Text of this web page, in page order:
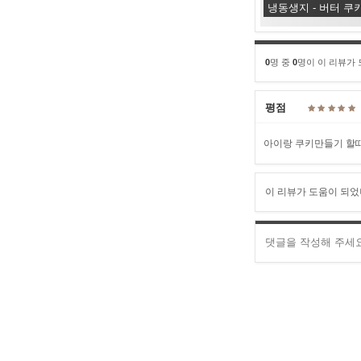
냉동생지 - 버터 쿠
0명 중 0명이 이 리뷰가
평점
아이랑 쿠키만들기 할
이 리뷰가 도움이 되